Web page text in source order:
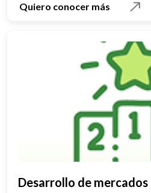
Quiero conocer más
Desarrollo de mercados